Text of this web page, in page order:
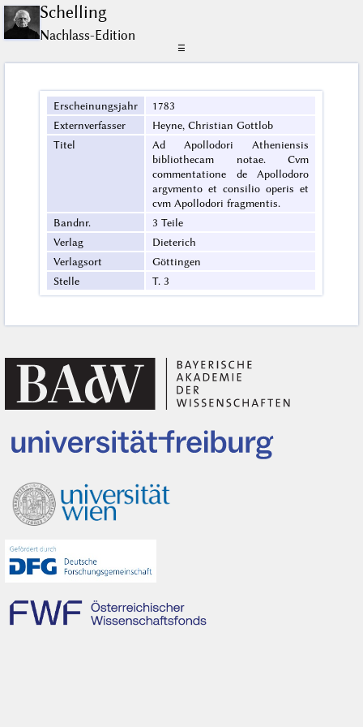
Schelling
Nachlass-Edition
☰
Erscheinungsjahr
1783
Externverfasser
Heyne, Christian Gottlob
Titel
Ad Apollodori Atheniensis
bibliothecam notae. Cvm
commentatione de Apollodoro
argvmento et consilio operis et
cvm Apollodori fragmentis.
Bandnr.
3 Teile
Verlag
Dieterich
Verlagsort
Göttingen
Stelle
T. 3